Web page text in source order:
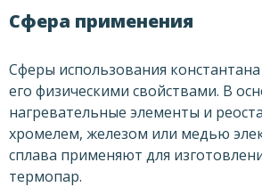
Сфера применения
Сферы использования
его физическими свойствами. В
нагревательные элементы и
хромелем, железом или медью
сплава применяют для
термопар.